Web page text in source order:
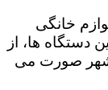
خانگی
دستگاه ها، از
شهر صورت می